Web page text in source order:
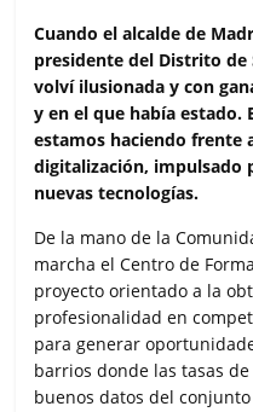
c
e
b
o
k
t
t
e
r
a
t
s
A
p
p
a
i
l
m
p
a
r
i
r
Cuando el alcalde de
presidente del Distrito de
volví ilusionada y con
y en el que había estado.
estamos haciendo frente
digitalización, impulsado
nuevas tecnologías.
De la mano de la
marcha el Centro de
proyecto orientado a la
profesionalidad en
para generar
barrios donde las tasas
buenos datos del